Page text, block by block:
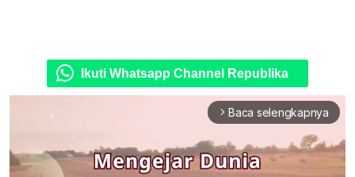
Ikuti Whatsapp Channel Republika
arrow_forward_ios Baca selengkapnya